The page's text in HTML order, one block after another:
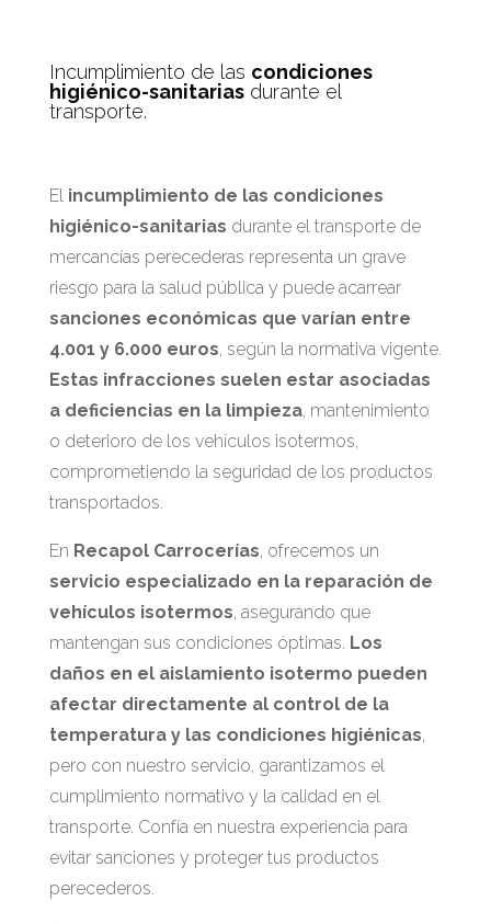
Incumplimiento de las condiciones
higiénico-sanitariasdurante el
transporte.
El incumplimiento de las condiciones
higiénico-sanitarias durante el transporte de
mercancías perecederas representa un grave
riesgo para la salud pública y puede acarrear
sanciones económicas que varían entre
4.001 y 6.000 euros, según la normativa vigente.
Estas infracciones suelen estar asociadas
a deficiencias en la limpieza, mantenimiento
o deterioro de los vehículos isotermos,
comprometiendo la seguridad de los productos
transportados.
En Recapol Carrocerías, ofrecemos un
servicio especializado en la reparación de
vehículos isotermos, asegurando que
mantengan sus condiciones óptimas. Los
daños en el aislamiento isotermo pueden
afectar directamente al control de la
temperatura y las condiciones higiénicas,
pero con nuestro servicio, garantizamos el
cumplimiento normativo y la calidad en el
transporte. Confía en nuestra experiencia para
evitar sanciones y proteger tus productos
perecederos.